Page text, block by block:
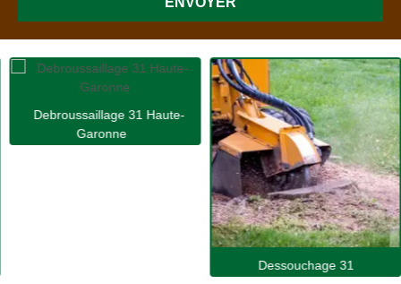
Debroussaillage 31 Haute-
Garonne
Dessouchage 31